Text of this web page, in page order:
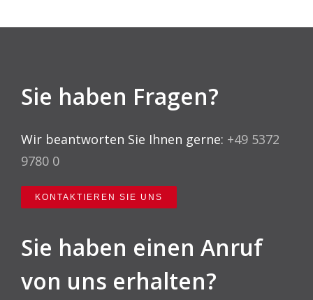
Sie haben Fragen?
Wir beantworten Sie Ihnen gerne: +49 5372
9780 0
KONTAKTIEREN SIE UNS
Sie haben einen Anruf
von uns erhalten?